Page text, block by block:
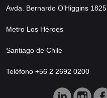
Avda. Bernardo O’Higgins 1825
Metro Los Héroes
Santiago de Chile
Teléfono +56 2 2692 0200